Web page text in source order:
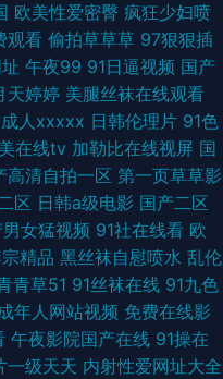
欧美性爱密臀 疯狂少妇喷
观看 偷拍草草草 97狠狠插
午夜99 91日逼视频 国产
天婷婷 美腿丝袜在线观看
成人xxxxx 日韩伦理片 91色
在线tv 加勒比在线视屏 国
高清自拍一区 第一页草草影
区 日韩a级电影 国产二区
女猛视频 91社在线看 欧
精品 黑丝袜自慰喷水 乱伦
青草51 91丝袜在线 91九色
年人网站视频 免费在线影
午夜影院国产在线 91操在
一级天天 内射性爱网址大全